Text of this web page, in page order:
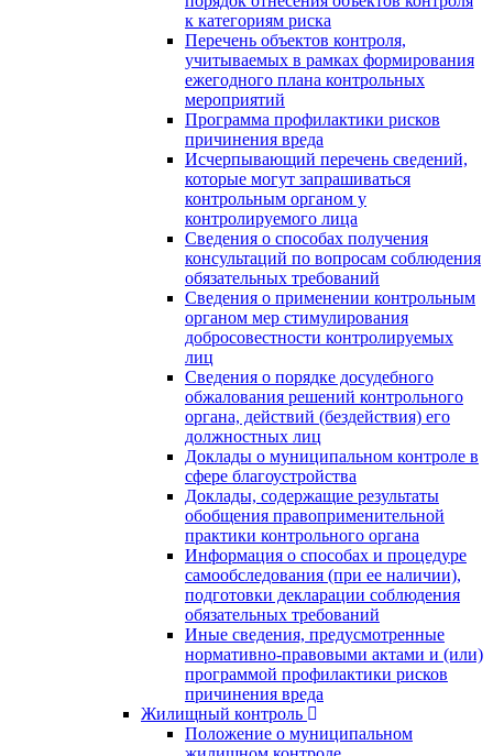
к категориям риска
Перечень объектов контроля,
учитываемых в рамках формирования
ежегодного плана контрольных
мероприятий
Программа профилактики рисков
причинения вреда
Исчерпывающий перечень сведений,
которые могут запрашиваться
контрольным органом у
контролируемого лица
Сведения о способах получения
консультаций по вопросам соблюдения
обязательных требований
Сведения о применении контрольным
органом мер стимулирования
добросовестности контролируемых
лиц
Сведения о порядке досудебного
обжалования решений контрольного
органа, действий (бездействия) его
должностных лиц
Доклады о муниципальном контроле в
сфере благоустройства
Доклады, содержащие результаты
обобщения правоприменительной
практики контрольного органа
Информация о способах и процедуре
самообследования (при ее наличии),
подготовки декларации соблюдения
обязательных требований
Иные сведения, предусмотренные
нормативно-правовыми актами и (или)
программой профилактики рисков
причинения вреда
Жилищный контроль
Положение о муниципальном